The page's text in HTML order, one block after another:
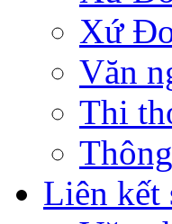
Xứ
Văn
Thi
Liên kết